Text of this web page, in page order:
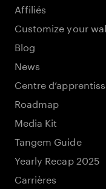
Affiliés
Customize your
Blog
News
Centre
Roadmap
Media Kit
Tangem Guide
Yearly Recap 2025
Carrières